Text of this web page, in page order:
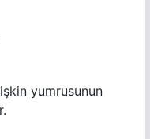
yumrusunun